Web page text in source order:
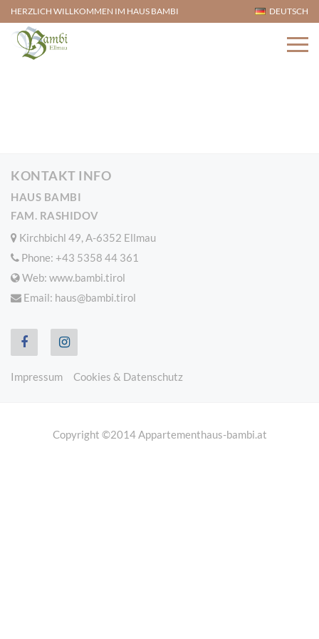
HERZLICH WILLKOMMEN IM HAUS BAMBI DEUTSCH
KONTAKT INFO
HAUS BAMBI
FAM. RASHIDOV
Kirchbichl 49, A-6352 Ellmau
Phone: +43 5358 44 361
Web: www.bambi.tirol
Email: haus@bambi.tirol
Impressum Cookies & Datenschutz
Copyright ©2014 Appartementhaus-bambi.at